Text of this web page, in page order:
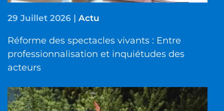
29 Juillet 2026 | Actu
Réforme des spectacles vivants : Entre
professionnalisation et inquiétudes des
acteurs